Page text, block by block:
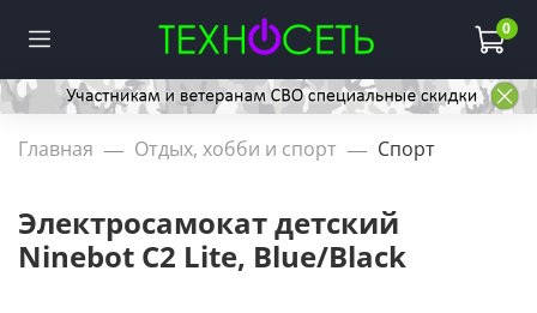
0
Главная Отдых, хобби и спорт Спорт
Электросамокат детский
Ninebot C2 Lite, Blue/Black